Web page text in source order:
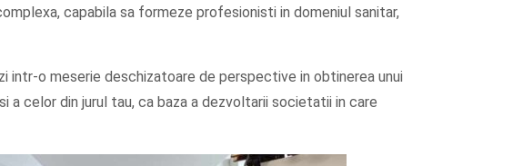
capabila sa formeze profesionisti in domeniul sanitar,
intr-o meserie deschizatoare de perspective in obtinerea unui
celor din jurul tau, ca baza a dezvoltarii societatii in care